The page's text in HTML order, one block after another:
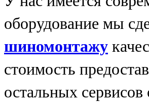
оборудование мы
шиномонтажу
стоимость
остальных